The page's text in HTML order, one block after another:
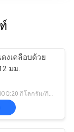
งเคลือบด้วย
มม.